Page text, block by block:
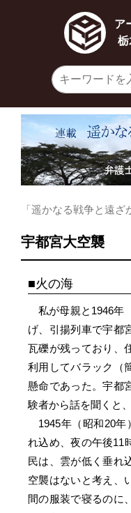
ア
「遥かなる戦争と遠
宇都宮大空襲
火の海
私が母親と1946年
げ、引揚列車で宇都
瓦礫が残っており、
利用してバラック（
懸命であった。宇都
験者から話を聞くと
1945年（昭和20
れ込め、夜の午後11
民は、雲が低く垂れ
空襲はないと考え、
間の服装で寝るのに